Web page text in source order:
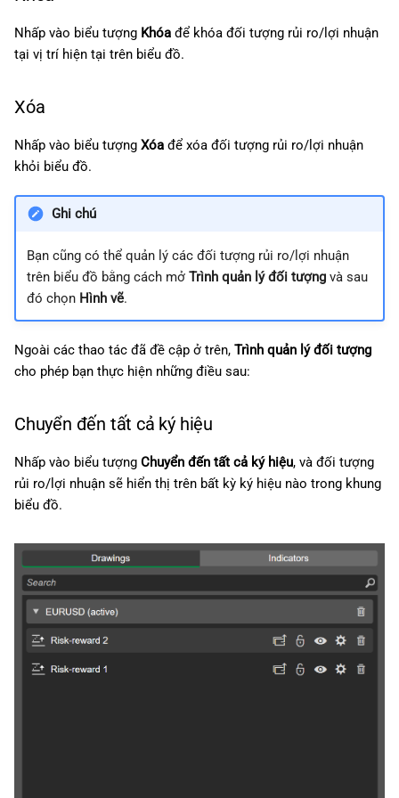
Nhấp vào biểu tượng Khóa để khóa đối tượng rủi ro/lợi nhuận
tại vị trí hiện tại trên biểu đồ.
Xóa
Nhấp vào biểu tượng Xóa để xóa đối tượng rủi ro/lợi nhuận
khỏi biểu đồ.
Ghi chú
Bạn cũng có thể quản lý các đối tượng rủi ro/lợi nhuận
trên biểu đồ bằng cách mở Trình quản lý đối tượngvà sau
đó chọn Hình vẽ.
Ngoài các thao tác đã đề cập ở trên, Trình quản lý đối tượng
cho phép bạn thực hiện những điều sau:
Chuyển đến tất cả ký hiệu
Nhấp vào biểu tượng Chuyển đến tất cả ký hiệu, và đối tượng
rủi ro/lợi nhuận sẽ hiển thị trên bất kỳ ký hiệu nào trong khung
biểu đồ.